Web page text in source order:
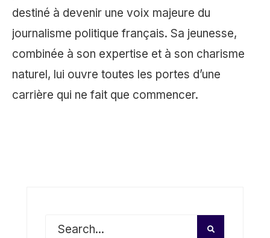
destiné à devenir une voix majeure du
journalisme politique français. Sa jeunesse,
combinée à son expertise et à son charisme
naturel, lui ouvre toutes les portes d’une
carrière qui ne fait que commencer.